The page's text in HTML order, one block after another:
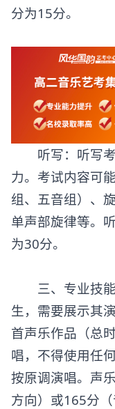
分为15分。
听写：听写考
力。考试内容可
组、五音组）、
单声部旋律等。
为30分。
三、专业技能
生，需要展示其
首声乐作品（总
唱，不得使用任
按原调演唱。声
方向）或165分（